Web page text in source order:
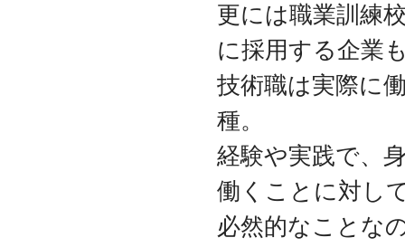
更には職業訓練
に採用する企業
技術職は実際に
種。
経験や実践で、
働くことに対し
必然的なことな